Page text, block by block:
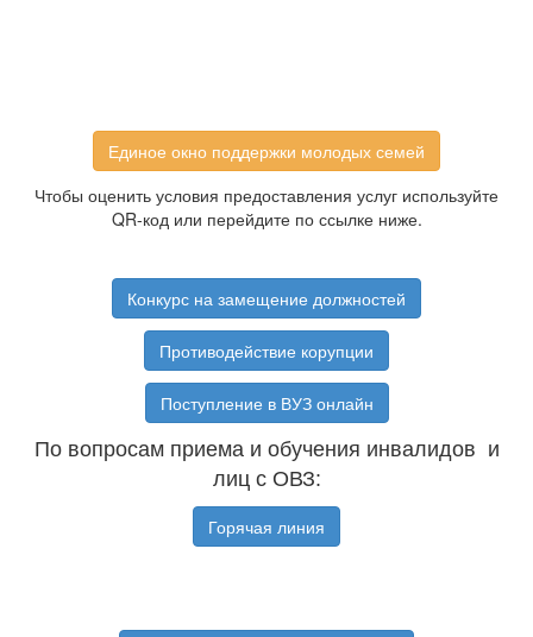
Единое окно поддержки молодых семей
Чтобы оценить условия предоставления услуг используйте
QR-код или перейдите по ссылке ниже.
Конкурс на замещение должностей
Противодействие корупции
Поступление в ВУЗ онлайн
По вопросам приема и обучения инвалидов и
лиц с ОВЗ:
Горячая линия